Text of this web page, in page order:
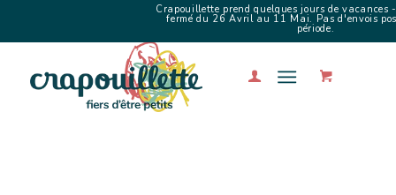
Crapouillette prend quelques jours de vacances
fermé du 26 Avril au 11 Mai. Pas d'envois
période.